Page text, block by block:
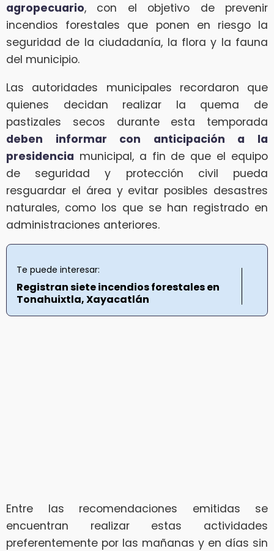
agropecuario, con el objetivo de prevenir
incendios forestales que ponen en riesgo la
seguridad de la ciudadanía, la flora y la fauna
del municipio.
Las autoridades municipales recordaron que
quienes decidan realizar la quema de
pastizales secos durante esta temporada
deben informar con anticipación a la
presidencia municipal, a fin de que el equipo
de seguridad y protección civil pueda
resguardar el área y evitar posibles desastres
naturales, como los que se han registrado en
administraciones anteriores.
Te puede interesar:
Registran siete incendios forestales en
Tonahuixtla, Xayacatlán
Entre las recomendaciones emitidas se
encuentran realizar estas actividades
preferentemente por las mañanas y en días sin